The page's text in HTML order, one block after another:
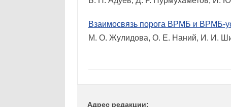
Взаимосвязь порога ВРМБ и ВРМБ-
М. О. Жулидова, О. Е. Наний, И. И.
Адрес редакции: